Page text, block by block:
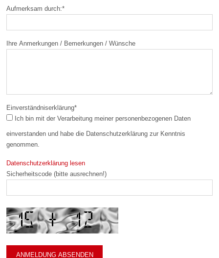
Aufmerksam durch:*
Ihre Anmerkungen / Bemerkungen / Wünsche
Einverständniserklärung*
einverstanden und habe die Datenschutzerklärung zur Kenntnis
genommen.
Datenschutzerklärung lesen
Sicherheitscode (bitte ausrechnen!)